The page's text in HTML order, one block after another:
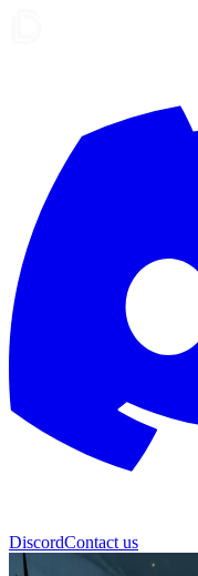
DiscordContact us